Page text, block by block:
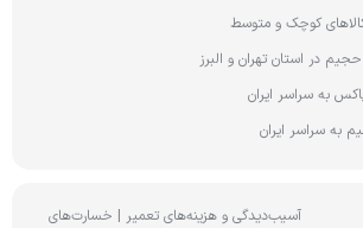
کوچک و متوسط
در استان تهران و البرز
به سراسر ایران
به سراسر ایران
آسیب‌دیدگی و هزینه‌های تعمیر | خسارت‌های